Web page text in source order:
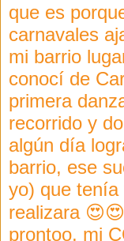
que es
carnavales
mi barrio
conocí de
primera
recorrido y
algún día
barrio, ese
yo) que
realizara
prontoo, mi